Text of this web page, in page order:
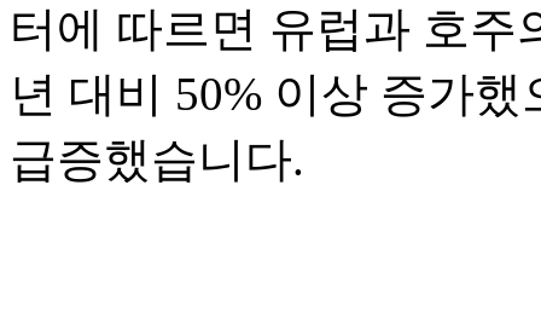
터에 따르면 유럽과 호주
년 대비 50% 이상 증가
급증했습니다.